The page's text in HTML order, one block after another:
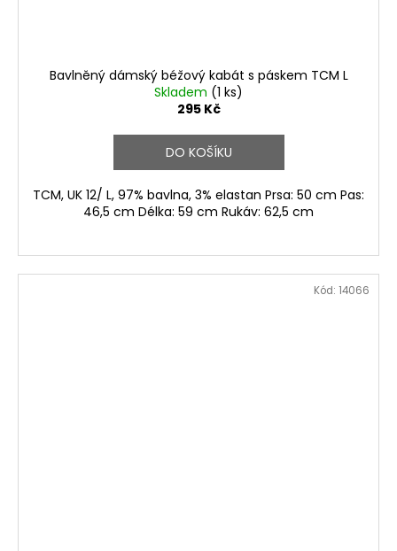
Bavlněný dámský béžový kabát s páskem TCM L
Skladem (1 ks)
295 Kč
DO KOŠÍKU
TCM, UK 12/ L, 97% bavlna, 3% elastan Prsa: 50 cm Pas:
46,5 cm Délka: 59 cm Rukáv: 62,5 cm
Kód: 14066